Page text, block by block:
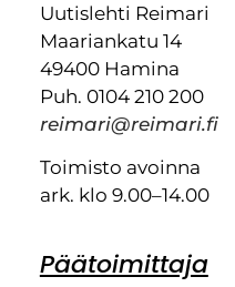
Uutislehti Reimari
Maariankatu 14
49400 Hamina
Puh. 0104 210 200
reimari@reimari.fi
Toimisto avoinna
ark. klo 9.00–14.00
Päätoimittaja